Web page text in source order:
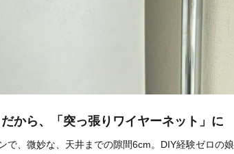
から、「突っ張りワイヤーネット」に
で、微妙な、天井までの隙間6cm。DIY経験ゼロの娘